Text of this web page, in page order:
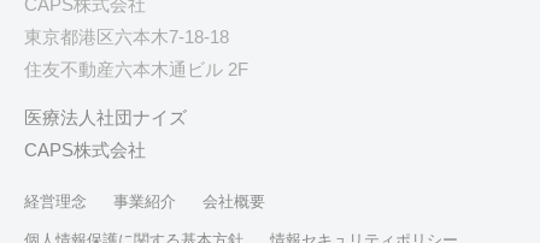
東京都港区六本木7-18-18
住友不動産六本木通ビル 2F
医療法人社団ナイズ
CAPS株式会社
経営理念 事業紹介 会社概要